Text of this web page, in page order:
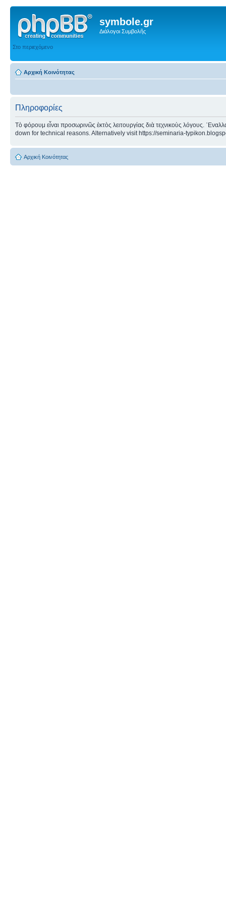
symbole.gr
Διάλογοι Συμβολῆς
Στο περιεχόμενο
Αρχική Κοινότητας
Πληροφορίες
Τὸ φόρουμ εἶναι προσωρινῶς ἐκτὸς λειτουργίας διὰ τεχνικοὺς λόγους.
down for technical reasons. Alternatively visit https://seminaria-
Αρχική Κοινότητας